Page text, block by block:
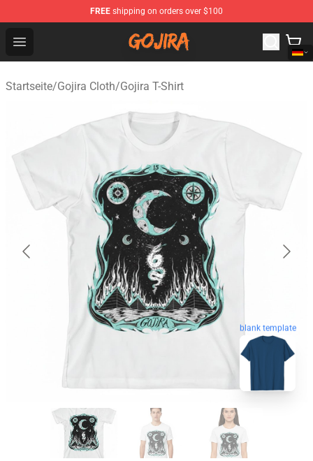
FREE shipping on orders over $100
Open menu
Gojira Shop - Official Gojira Merchandise Store
Startseite/Gojira Cloth/Gojira T-Shirt
blank template